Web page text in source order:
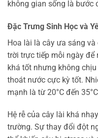
không gian sống là bước
Đặc Trưng Sinh Học và
Hoa lài là cây ưa sáng
trời trực tiếp mỗi ngày để
khá tốt nhưng không
thoát nước cực kỳ tốt.
mạnh là từ 20°C đến
Hệ rễ của cây lài khá
trường. Sự thay đổi đột